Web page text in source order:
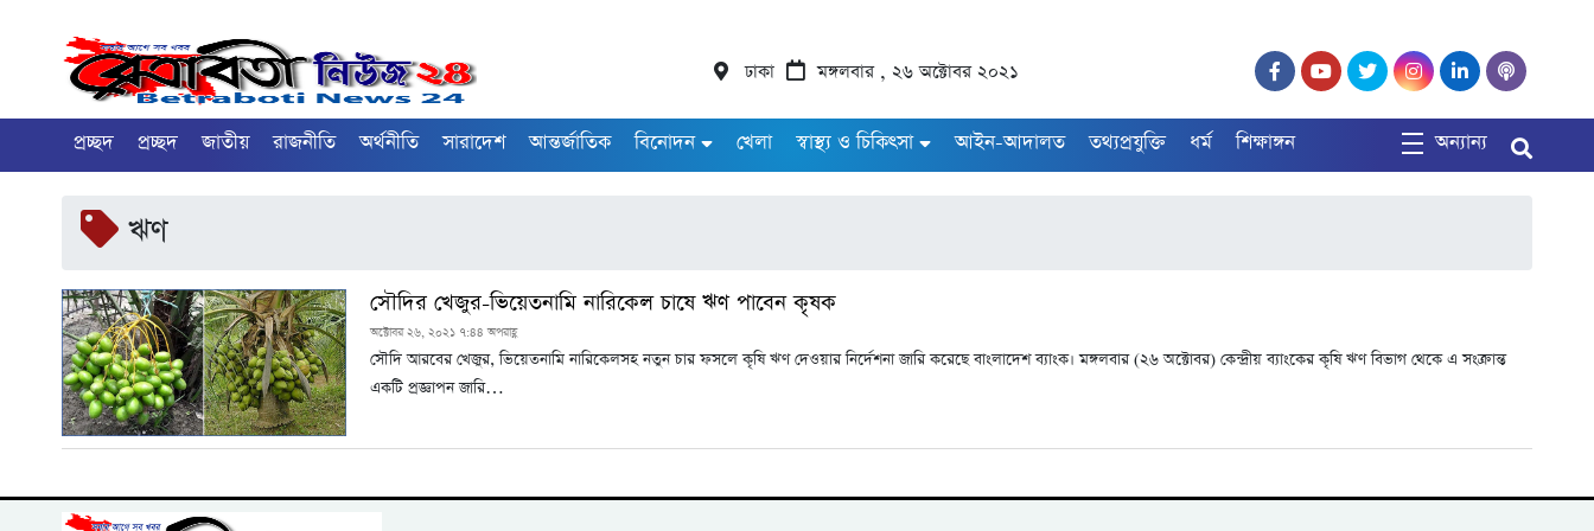
ঢাকা মঙ্গলবার , ২৬ অক্টোবর ২০২১
প্রচ্ছদ প্রচ্ছদ জাতীয় রাজনীতি অর্থনীতি সারাদেশ আন্তর্জাতিক বিনোদন খেলা স্বাস্থ্য ও চিকিৎসা আইন-আদালত তথ্যপ্রযুক্তি ধর্ম শিক্ষাঙ্গন অন্যান্য
ঋণ
সৌদির খেজুর-ভিয়েতনামি নারিকেল চাষে ঋণ পাবেন কৃষক
অক্টোবর ২৬, ২০২১ ৭:৪৪ অপরাহ্ণ
সৌদি আরবের খেজুর, ভিয়েতনামি নারিকেলসহ নতুন চার ফসলে কৃষি ঋণ দেওয়ার নির্দেশনা জারি করেছে বাংলাদেশ ব্যাংক। মঙ্গলবার (২৬ অক্টোবর) কেন্দ্রীয় ব্যাংকের কৃষি ঋণ বিভাগ থেকে এ সংক্রান্ত
একটি প্রজ্ঞাপন জারি…